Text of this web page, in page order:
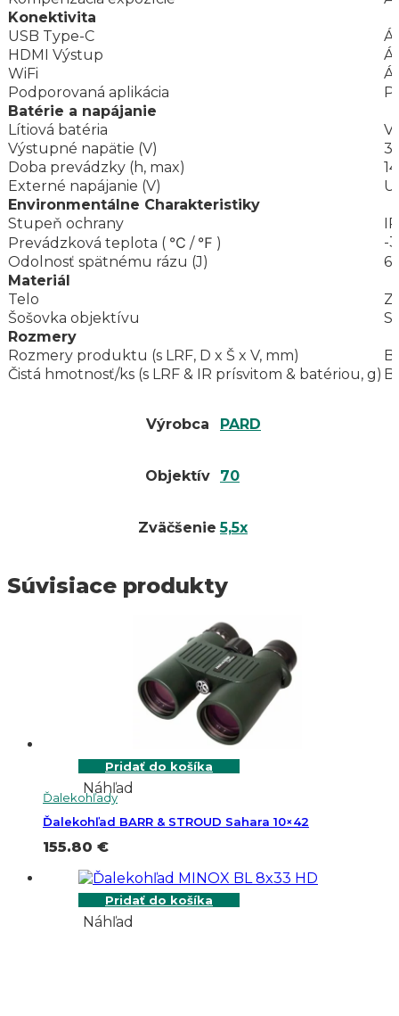
Konektivita
USB Type-C
HDMI Výstup
WiFi
Podporovaná aplikácia
Batérie a napájanie
Lítiová batéria
Výstupné napätie (V)
Doba prevádzky (h, max)
14
Externé napájanie (V)
Environmentálne Charakteristiky
Stupeň ochrany
Prevádzková teplota ( ℃ / ℉ )
-
Odolnosť spätnému rázu (J)
Materiál
Telo
Šošovka objektívu
Rozmery
Rozmery produktu (s LRF, D x Š x V, mm)
Čistá hmotnosť/ks (s LRF & IR prísvitom & batériou, g)
Výrobca PARD
Objektív 70
Zväčšenie 5,5x
Súvisiace produkty
Pridať do košíka
Náhľad
Ďalekohľady
Ďalekohľad BARR & STROUD Sahara 10×42
155.80 €
Pridať do košíka
Náhľad